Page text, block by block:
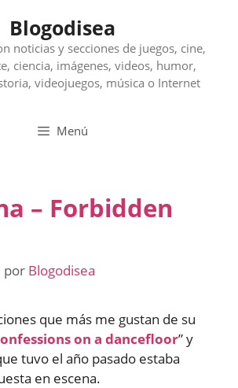
Blogodisea
noticias y secciones de juegos, cine,
ciencia, imágenes, videos, humor,
videojuegos, música o Internet
Menú
– Forbidden
por Blogodisea
que más me gustan de su
on a dancefloor” y
tuvo el año pasado estaba
en escena.